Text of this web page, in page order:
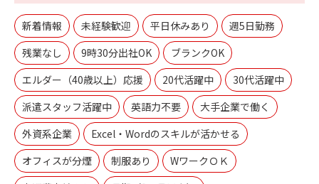
新着情報 未経験歓迎 平日休みあり
週5日勤務
残業なし
9時30分出社OK
ブランクOK
エルダー（40歳以上）応援
20代活躍中
30代活躍中
派遣スタッフ活躍中
英語力不要
大手企業で働く
外資系企業
Excel・Wordのスキルが活かせる
オフィスが分煙
制服あり
WワークＯＫ